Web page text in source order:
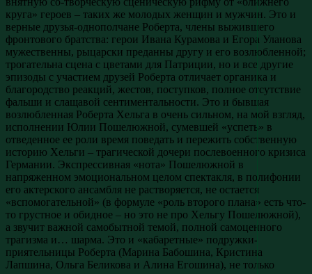
круга» героев – таких же молодых женщин и мужчин. Это и
верные друзья-однополчане Роберта, члены выжившего
фронтового братства: герои Ивана Курамова и Егора Уланова
мужественны, рыцарски преданны другу и его возлюбленной;
трогательна сцена с цветами для Патриции, но и все другие
эпизоды с участием друзей Роберта отличает органика и
благородство реакций, жестов, поступков, полное отсутствие
фальши и слащавой сентиментальности. Это и бывшая
возлюбленная Роберта Хельга в очень сильном, на мой взгляд,
исполнении Юлии Пошелюжной, сумевшей «успеть» в
отведенное ее роли время поведать и пережить собственную
историю Хельги – трагической дочери послевоенного кризиса
Германии. Экспрессивная «нота» Пошелюжной в
напряженном эмоциональном целом спектакля, в полифонии
его актерского ансамбля не растворяется, не остается
«вспомогательной» (в формуле «роль второго плана» есть что-
то грустное и обидное – но это не про Хельгу Пошелюжной),
а звучит важной самобытной темой, полной самоценного
трагизма и… шарма. Это и «кабаретные» подружки-
приятельницы Роберта (Марина Бабошина, Кристина
Лапшина, Ольга Беликова и Алина Егошина), не только